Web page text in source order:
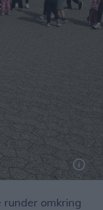
runder omkring